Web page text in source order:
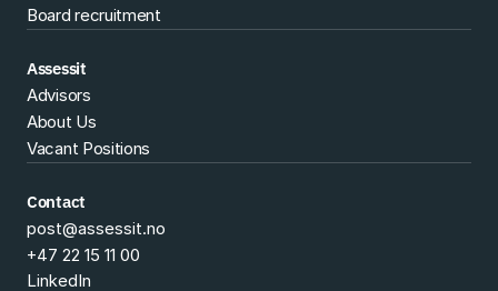
Board recruitment
Assessit
Advisors
About Us
Vacant Positions
Contact
post@assessit.no
+47 22 15 11 00
LinkedIn